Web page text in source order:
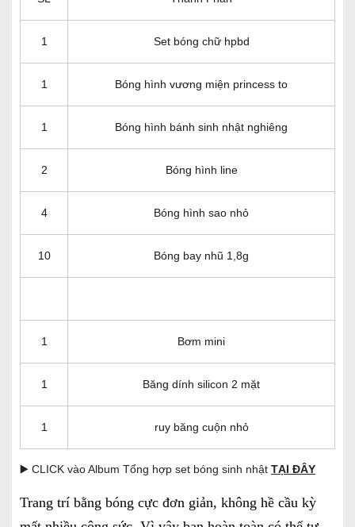
1 Set bóng chữ hpbd
1 Bóng hình vương miện princess to
1 Bóng hình bánh sinh nhật nghiêng
2 Bóng hình line
4 Bóng hình sao nhỏ
10 Bóng bay nhũ 1,8g
1 Bơm mini
1 Băng dính silicon 2 mặt
1 ruy băng cuộn nhỏ
▶️ CLICK vào Album Tổng hợp set bóng sinh nhật TẠI ĐÂY
Trang trí bằng bóng cực đơn giản, không hề cầu kỳ